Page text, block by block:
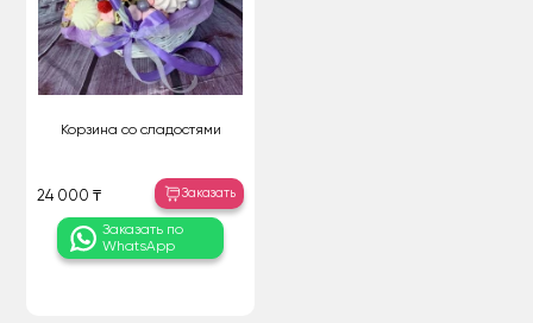
Корзина со сладостями
24 000 ₸ Заказать
Заказать по
WhatsApp